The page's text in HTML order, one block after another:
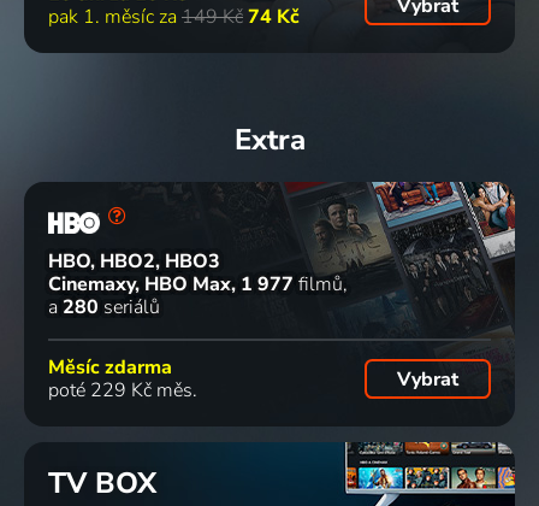
pak 1. měsíc za 149 Kč74 Kč Vybrat
Extra
HBO, HBO2, HBO3
Cinemaxy, HBO Max 1 977 filmů
a 280 seriálů
Měsíc zdarma
poté 229 Kč měs.
Vybrat
TV BOX